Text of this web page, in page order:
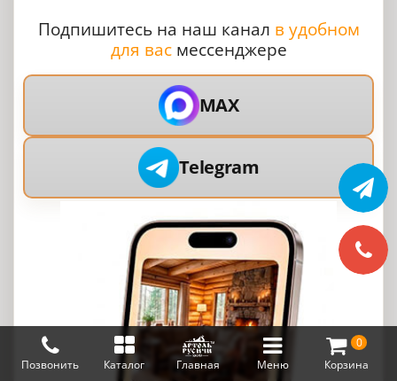
Меню
Позвонить Каталог Главная
0
Корзина
Подпишитесь на наш канал в удобном
для васмессенджере
MAX
Telegram